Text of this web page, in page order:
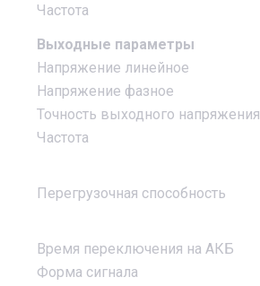
Частота
Выходные параметры
Напряжение линейное
Напряжение фазное
Точность выходного напряжения
Частота
Перегрузочная способность
Время переключения на АКБ
Форма сигнала